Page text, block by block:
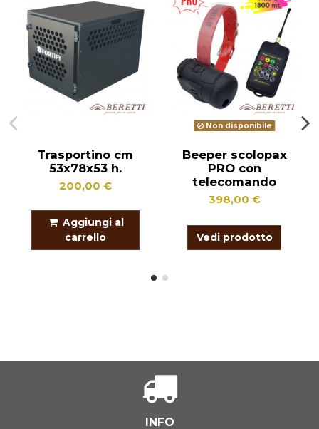
Trasportino cm
53x78x53 h.
200,00 €
Aggiungi al
carrello
Non disponibile
Beeper scolopax
PRO con
telecomando
398,00 €
Vedi prodotto
INFO